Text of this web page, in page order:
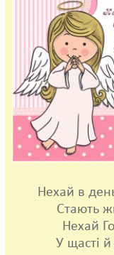
Нехай в
Стають
Нехай
У щасті й